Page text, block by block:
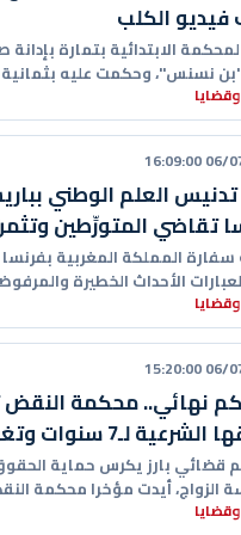
الكلب
الابتدائية بتمارة
نسنس"، وحكمت عليه بثمانية
06/07/
العلم الوطني
تقاضي المتورِّطين
المملكة المغربية بفرنسا
الأحداث الخطيرة
الفرنسية
06/07/
نهائي.. محكمة
لـ7 سنوات وتغرم زوجها 50 ألف درهم
قضائي بارز يكرس حماية
أيدت مؤخرا محكمة